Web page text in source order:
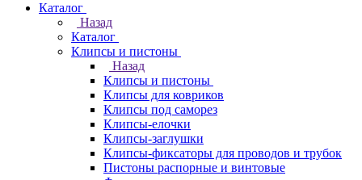
Каталог
Назад
Каталог
Клипсы и пистоны
Назад
Клипсы и пистоны
Клипсы для ковриков
Клипсы под саморез
Клипсы-елочки
Клипсы-заглушки
Клипсы-фиксаторы для проводов и трубок
Пистоны распорные и винтовые